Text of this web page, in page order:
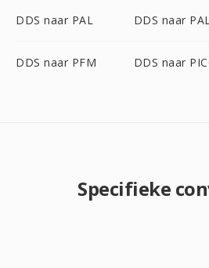
DDS naar PAL DDS naar
DDS naar PFM DDS naar
Specifieke